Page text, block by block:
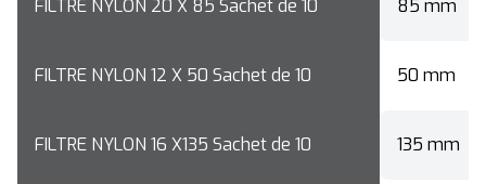
FILTRE NYLON 20 X 85 Sachet de 10 85 mm
FILTRE NYLON 12 X 50 Sachet de 10 50 mm
FILTRE NYLON 16 X135 Sachet de 10 135 mm